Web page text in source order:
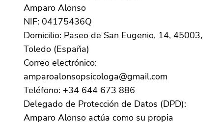
Amparo Alonso
NIF: 04175436Q
Domicilio: Paseo de San Eugenio, 14, 45003,
Toledo (España)
Correo electrónico:
amparoalonsopsicologa@gmail.com
Teléfono: +34 644 673 886
Delegado de Protección de Datos (DPD):
Amparo Alonso actúa como su propia